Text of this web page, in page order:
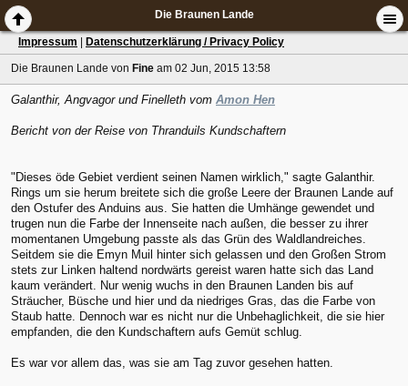
Die Braunen Lande
Impressum Datenschutzerklärung / Privacy Policy
Die Braunen Lande von Fine am 02 Jun, 2015 13:58
Galanthir, Angvagor und Finelleth vom Amon Hen
Bericht von der Reise von Thranduils Kundschaftern
"Dieses öde Gebiet verdient seinen Namen wirklich," sagte Galanthir.
Rings um sie herum breitete sich die große Leere der Braunen Lande auf
den Ostufer des Anduins aus. Sie hatten die Umhänge gewendet und
trugen nun die Farbe der Innenseite nach außen, die besser zu ihrer
momentanen Umgebung passte als das Grün des Waldlandreiches.
Seitdem sie die Emyn Muil hinter sich gelassen und den Großen Strom
stets zur Linken haltend nordwärts gereist waren hatte sich das Land
kaum verändert. Nur wenig wuchs in den Braunen Landen bis auf
Sträucher, Büsche und hier und da niedriges Gras, das die Farbe von
Staub hatte. Dennoch war es nicht nur die Unbehaglichkeit, die sie hier
empfanden, die den Kundschaftern aufs Gemüt schlug.
Es war vor allem das, was sie am Tag zuvor gesehen hatten.